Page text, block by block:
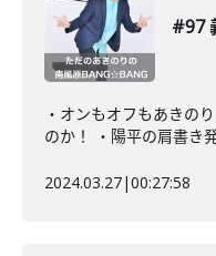
#97
・オンもオフもあきの
のか！ ・陽平の肩書き
2024.03.27|00:27:58